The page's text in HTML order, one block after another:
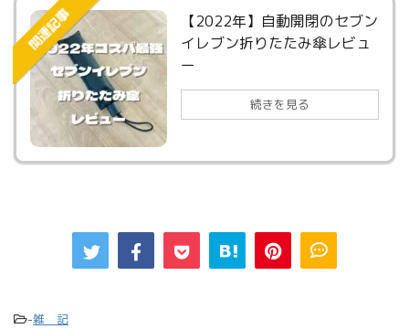
関連記事
【2022年】自動開閉のセブン
イレブン折りたたみ傘レビュ
ー
続きを見る
-雑 記